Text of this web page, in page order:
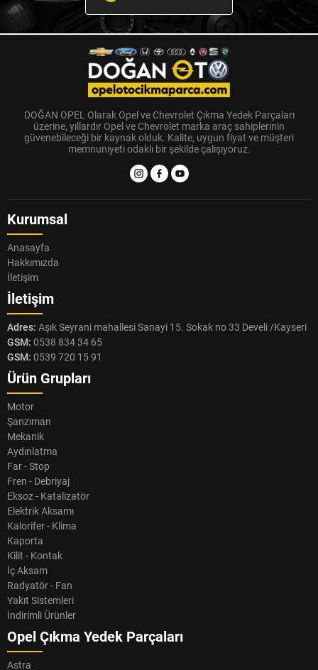
DOĞAN OPEL Olarak Opel ve Chevrolet Çıkma Yedek Parçaları
üzerine, yıllardır Opel ve Chevrolet marka araç sahiplerinin
güvenebileceği bir kaynak olduk. Kalite, uygun fiyat ve müşteri
memnuniyeti odaklı bir şekilde çalışıyoruz.
Kurumsal
Anasayfa
Hakkımızda
İletişim
İletişim
Adres: Aşık Seyrani mahallesi Sanayi 15. Sokak no 33 Develi /Kayseri
GSM: 0538 834 34 65
GSM: 0539 720 15 91
Ürün Grupları
Motor
Şanzıman
Mekanik
Aydınlatma
Far - Stop
Fren - Debriyaj
Eksoz - Katalizatör
Elektrik Aksamı
Kalorifer - Klima
Kaporta
Kilit - Kontak
İç Aksam
Radyatör - Fan
Yakıt Sistemleri
İndirimli Ürünler
Opel Çıkma Yedek Parçaları
Astra